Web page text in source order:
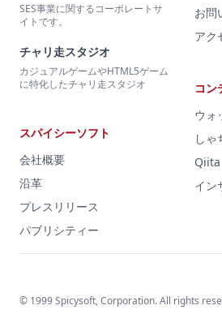
SES事業に関するコーポレートサ
イトです。
チャリ走スタジオ
カジュアルゲームやHTML5ゲーム
に特化したチャリ走スタジオ
スパイシーソフト
会社概要
沿革
プレスリリース
パブリシティー
お問
アク
コン
ウォ
し
Qiita
イン
© 1999 Spicysoft, Corporation. All rights